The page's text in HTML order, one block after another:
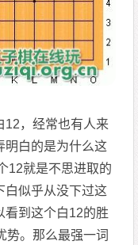
12，经常也有人来
明白的是为什么这
12就是不思进取的
白似乎从没下过这
看到这个白12的胜
势。那么最强一词